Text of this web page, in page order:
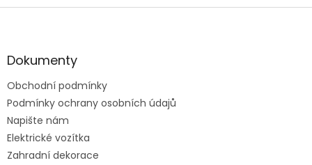
Z
aDokumenty
Obchodní podmínky
Podmínky ochrany osobních údajů
Napište nám
Elektrické vozítka
Zahradní dekorace